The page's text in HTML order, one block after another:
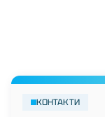
КОНТАКТИ